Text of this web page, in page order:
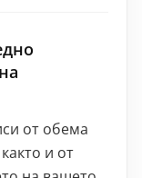
от обема
и от